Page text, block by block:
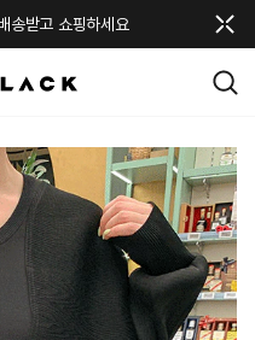
받고 쇼핑하세요